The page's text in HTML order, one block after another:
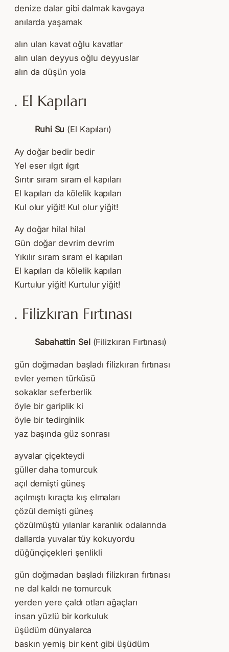
denize dalar gibi dalmak kavgaya
anılarda yaşamak
alın ulan kavat oğlu kavatlar
alın ulan deyyus oğlu deyyuslar
alın da düşün yola
. El Kapıları
Ruhi Su (El Kapıları)
Ay doğar bedir bedir
Yel eser ılgıt ılgıt
Sırıtır sıram sıram el kapıları
El kapıları da kölelik kapıları
Kul olur yiğit! Kul olur yiğit!
Ay doğar hilal hilal
Gün doğar devrim devrim
Yıkılır sıram sıram el kapıları
El kapıları da kölelik kapıları
Kurtulur yiğit! Kurtulur yiğit!
. Filizkıran Fırtınası
Sabahattin Sel(Filizkıran Fırtınası)
gün doğmadan başladı filizkıran fırtınası
evler yemen türküsü
sokaklar seferberlik
öyle bir gariplik ki
öyle bir tedirginlik
yaz başında güz sonrası
ayvalar çiçekteydi
güller daha tomurcuk
açıl demişti güneş
açılmıştı kıraçta kış elmaları
çözül demişti güneş
çözülmüştü yılanlar karanlık odalarında
dallarda yuvalar tüy kokuyordu
düğünçiçekleri şenlikli
gün doğmadan başladı filizkıran fırtınası
ne dal kaldı ne tomurcuk
yerden yere çaldı otları ağaçları
insan yüzlü bir korkuluk
üşüdüm dünyalarca
baskın yemiş bir kent gibi üşüdüm